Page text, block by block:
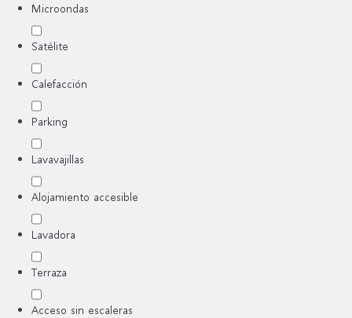
Microondas
Satélite
Calefacción
Parking
Lavavajillas
Alojamiento accesible
Lavadora
Terraza
Acceso sin escaleras